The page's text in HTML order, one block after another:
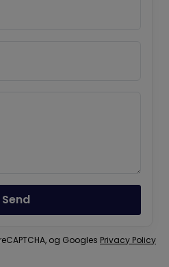
Send
og Googles Privacy Policy